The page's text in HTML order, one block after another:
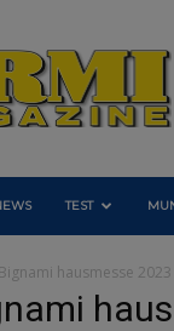
TEST
Bignami hausmesse 2023